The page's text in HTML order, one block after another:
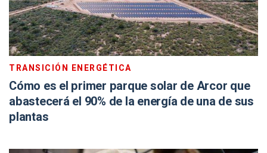
TRANSICIÓN ENERGÉTICA
Cómo es el primer parque solar de Arcor que
abastecerá el 90% de la energía de una de sus
plantas